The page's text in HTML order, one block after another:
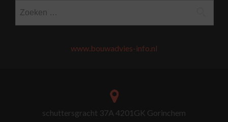
naar:
www.bouwadvies-info.nl
schuttersgracht 37A 4201GK Gorinchem